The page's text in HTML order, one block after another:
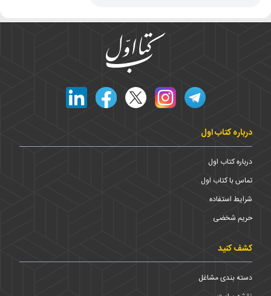
درباره کتاب اول
درباره کتاب اول
تماس با کتاب اول
شرایط استفاده
حریم شخضی
کشف کنید
دسته بندی مشاغل